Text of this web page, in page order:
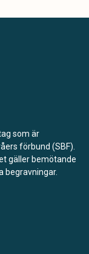
som är
förbund (SBF).
gäller bemötande
begravningar.